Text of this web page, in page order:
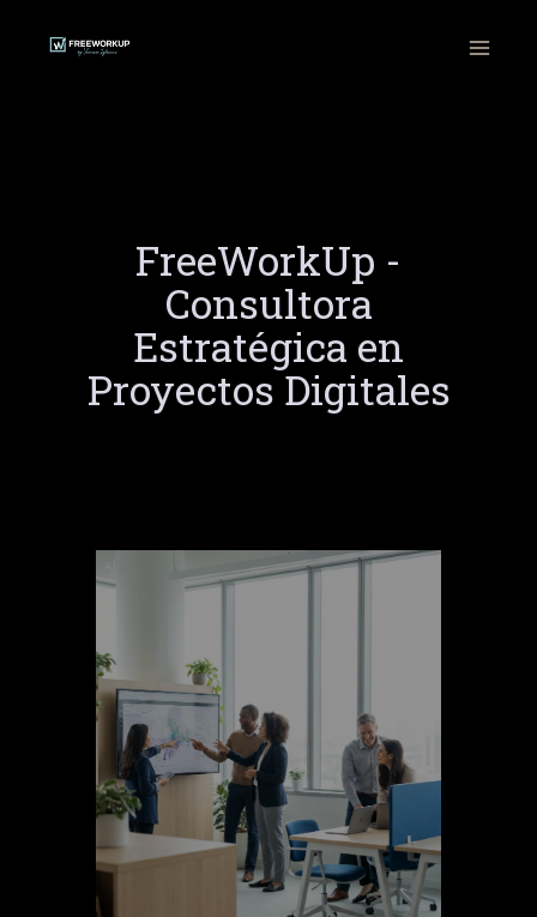
FreeWorkUp -
Consultora
Estratégica en
Proyectos Digitales